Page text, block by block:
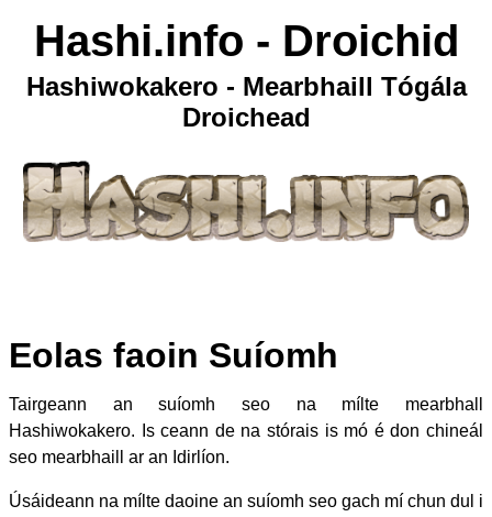
Hashi.info - Droichid
Hashiwokakero - Mearbhaill Tógála
Droichead
Eolas faoin Suíomh
Tairgeann an suíomh seo na mílte mearbhall
Hashiwokakero. Is ceann de na stórais is mó é don chineál
seo mearbhaill ar an Idirlíon.
Úsáideann na mílte daoine an suíomh seo gach mí chun dul i